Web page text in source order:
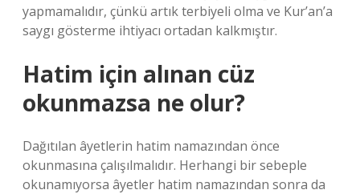
yapmamalıdır, çünkü artık terbiyeli olma ve Kur’an’a
saygı gösterme ihtiyacı ortadan kalkmıştır.
Hatim için alınan cüz
okunmazsa ne olur?
Dağıtılan âyetlerin hatim namazından önce
okunmasına çalışılmalıdır. Herhangi bir sebeple
okunamıyorsa âyetler hatim namazından sonra da